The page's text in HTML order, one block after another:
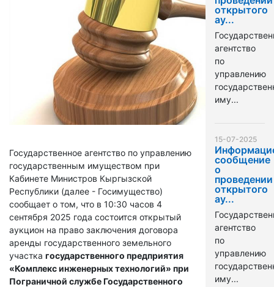
Государственное агентство по управлению
государственным имуществом при
Кабинете Министров Кыргызской
Республики (далее - Госимущество)
сообщает о том, что в 10:30 часов 4
сентября 2025 года состоится открытый
аукцион на право заключения договора
аренды государственного земельного
участка государственного предприятия
«Комплекс инженерных технологий» при
Пограничной службе Государственного
открытого
ау...
агентство
по
управлению
иму...
15-07-2025
сообщение
о
проведении
открытого
ау...
агентство
по
управлению
иму...